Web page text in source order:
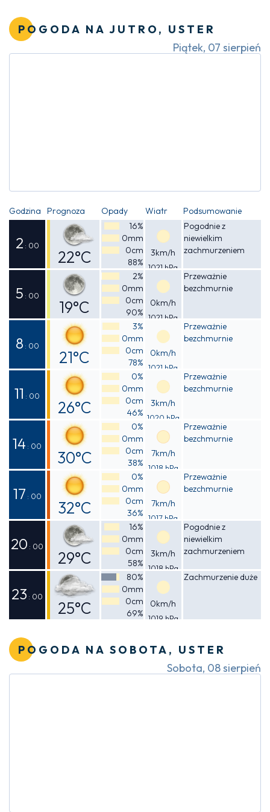
POGODA NA JUTRO, USTER
Piątek, 07 sierpień
Godzina Prognoza Opady Wiatr Podsumowanie
2 : 00
22°C
Odczuwalna
22°C
16%
0mm
0cm
88%
3km/h
1021 hPa
Pogodnie z
niewielkim
zachmurzeniem
5 : 00
19°C
Odczuwalna
20°C
2%
0mm
0cm
90%
0km/h
1021 hPa
Przeważnie
bezchmurnie
8 : 00
21°C
Odczuwalna
21°C
3%
0mm
0cm
78%
0km/h
1021 hPa
Przeważnie
bezchmurnie
11 : 00
26°C
Odczuwalna
25°C
0%
0mm
0cm
46%
3km/h
1020 hPa
Przeważnie
bezchmurnie
14 : 00
30°C
Odczuwalna
29°C
0%
0mm
0cm
38%
7km/h
1018 hPa
Przeważnie
bezchmurnie
17 : 00
32°C
Odczuwalna
31°C
0%
0mm
0cm
36%
7km/h
1017 hPa
Przeważnie
bezchmurnie
20 : 00
29°C
Odczuwalna
31°C
16%
0mm
0cm
58%
3km/h
1018 hPa
Pogodnie z
niewielkim
zachmurzeniem
23 : 00
25°C
80%
0mm
0cm
69%
0km/h
1019 hPa
Zachmurzenie duże
POGODA NA SOBOTA, USTER
Sobota, 08 sierpień